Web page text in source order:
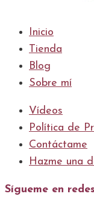
Inicio
Tienda
Blog
Sobre mí
Vídeos
Política de
Contáctame
Hazme una
Sígueme en